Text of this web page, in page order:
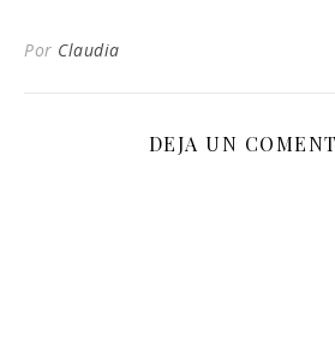
Por Claudia
DEJA UN